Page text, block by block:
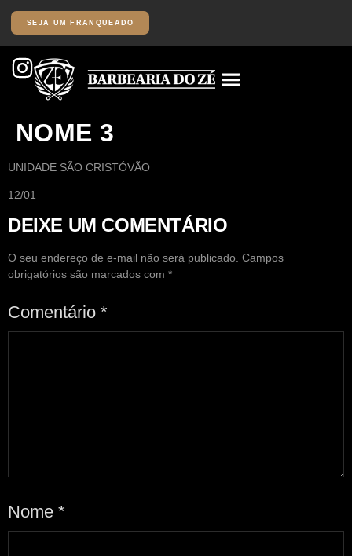
SEJA UM FRANQUEADO
NOME 3
UNIDADE SÃO CRISTÓVÃO
12/01
DEIXE UM COMENTÁRIO
O seu endereço de e-mail não será publicado. Campos
obrigatórios são marcados com *
Comentário *
Nome *